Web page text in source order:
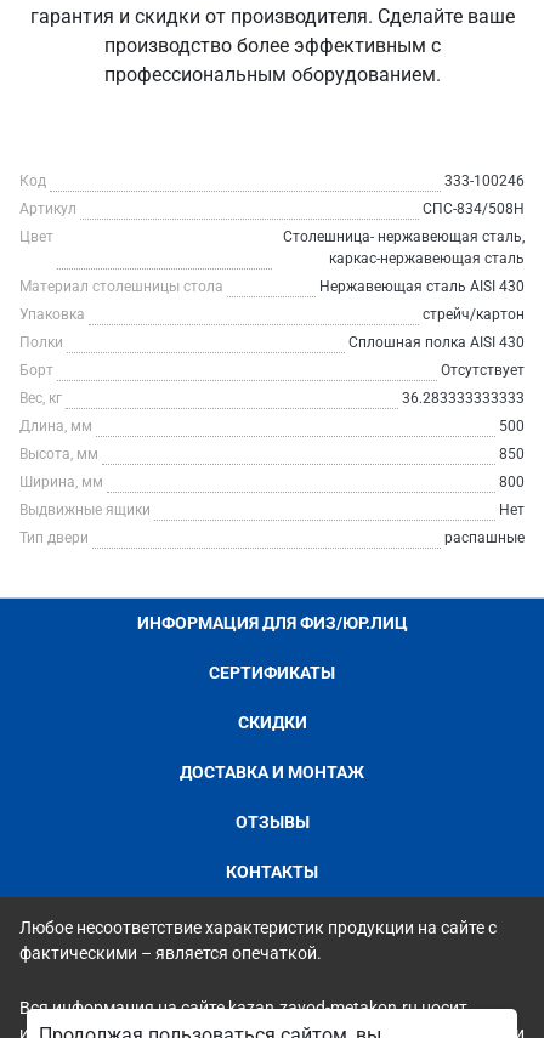
гарантия и скидки от производителя. Сделайте ваше
производство более эффективным с
профессиональным оборудованием.
Код
333-100246
Артикул
СПС-834/508Н
Цвет
Столешница- нержавеющая сталь,
каркас-нержавеющая сталь
Материал столешницы стола
Нержавеющая сталь AISI 430
Упаковка
стрейч/картон
Полки
Сплошная полка AISI 430
Борт
Отсутствует
Вес, кг
36.283333333333
Длина, мм
500
Высота, мм
850
Ширина, мм
800
Выдвижные ящики
Нет
Тип двери
распашные
ИНФОРМАЦИЯ ДЛЯ ФИЗ/ЮР.ЛИЦ
СЕРТИФИКАТЫ
СКИДКИ
ДОСТАВКА И МОНТАЖ
ОТЗЫВЫ
КОНТАКТЫ
Любое несоответствие характеристик продукции на сайте с
фактическими – является опечаткой.
Вся информация на сайте kazan.zavod-metakon.ru носит
исключительно ознакомительный и справочный характер и ни